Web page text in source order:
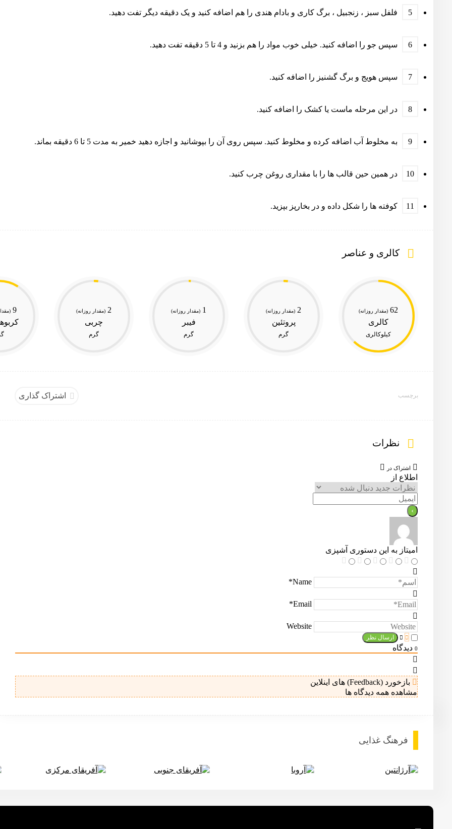
فلفل سبز ، زنجبیل ، برگ کاری و بادام هندی را هم اضافه کنید و یک دقیقه دیگر تفت دهید.
سپس جو را اضافه کنید. خیلی خوب مواد را هم بزنید و 4 تا 5 دقیقه تفت دهید.
سپس هویج و برگ گشنیز را اضافه کنید.
در این مرحله ماست یا کشک را اضافه کنید.
به مخلوط آب اضافه کرده و مخلوط کنید. سپس روی آن را بپوشانید و اجازه دهید خمیر به مدت 5 تا 6 دقیقه بماند.
در همین حین قالب ها را با مقداری روغن چرب کنید.
کوفته ها را شکل داده و در بخارپز بپزید.
کالری و عناصر
62 (مقدار روزانه)
کالری
کیلوکالری
2 (مقدار روزانه)
پروتئین
گرم
1 (مقدار روزانه)
فیبر
گرم
2 (مقدار روزانه)
چربی
گرم
9
برچسب اشتراک گذاری
نظرات
اشتراک در
اطلاع از
امیتاز به این دستوری آشپزی
Name*
Email*
Website
0 دیدگاه
بازخورد (Feedback) های اینلاین
مشاهده همه دیدگاه ها
فرهنگ غذایی